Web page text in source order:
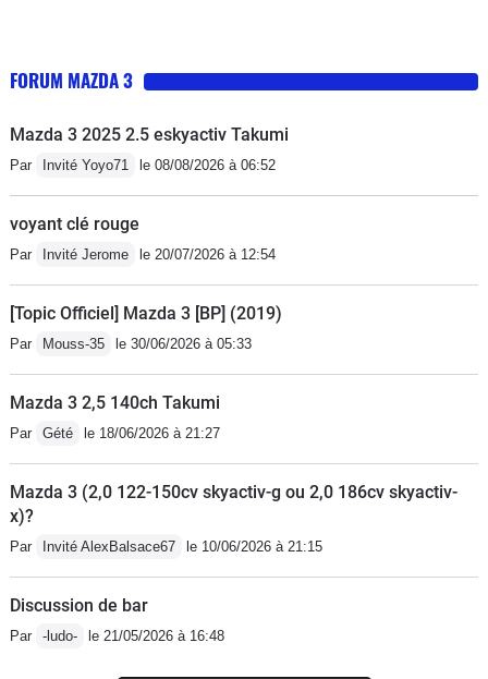
FORUM MAZDA 3
Mazda 3 2025 2.5 eskyactiv Takumi
Par Invité Yoyo71 le 08/08/2026 à 06:52
voyant clé rouge
Par Invité Jerome le 20/07/2026 à 12:54
[Topic Officiel] Mazda 3 [BP] (2019)
Par Mouss-35 le 30/06/2026 à 05:33
Mazda 3 2,5 140ch Takumi
Par Gété le 18/06/2026 à 21:27
Mazda 3 (2,0 122-150cv skyactiv-g ou 2,0 186cv skyactiv-
x)?
Par Invité AlexBalsace67 le 10/06/2026 à 21:15
Discussion de bar
Par -ludo- le 21/05/2026 à 16:48